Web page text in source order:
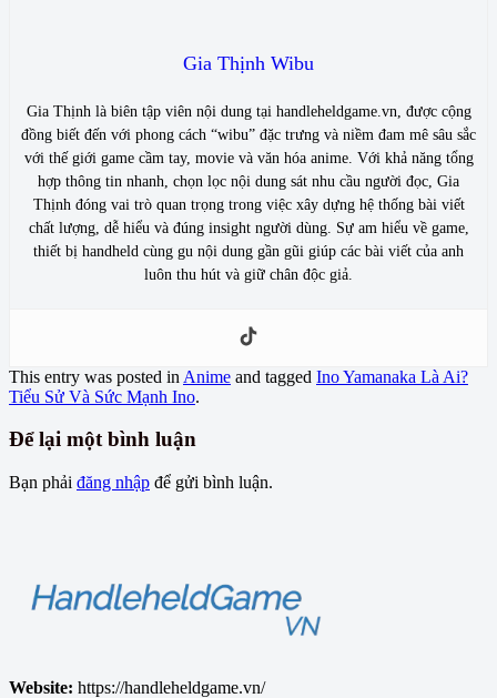
Gia Thịnh Wibu
Gia Thịnh là biên tập viên nội dung tại handleheldgame.vn, được cộng
đồng biết đến với phong cách “wibu” đặc trưng và niềm đam mê sâu sắc
với thế giới game cầm tay, movie và văn hóa anime. Với khả năng tổng
hợp thông tin nhanh, chọn lọc nội dung sát nhu cầu người đọc, Gia
Thịnh đóng vai trò quan trọng trong việc xây dựng hệ thống bài viết
chất lượng, dễ hiểu và đúng insight người dùng. Sự am hiểu về game,
thiết bị handheld cùng gu nội dung gần gũi giúp các bài viết của anh
luôn thu hút và giữ chân độc giả.
This entry was posted in Anime and tagged Ino Yamanaka Là Ai?
Tiểu Sử Và Sức Mạnh Ino.
Để lại một bình luận
Bạn phải đăng nhập để gửi bình luận.
Website: https://handleheldgame.vn/